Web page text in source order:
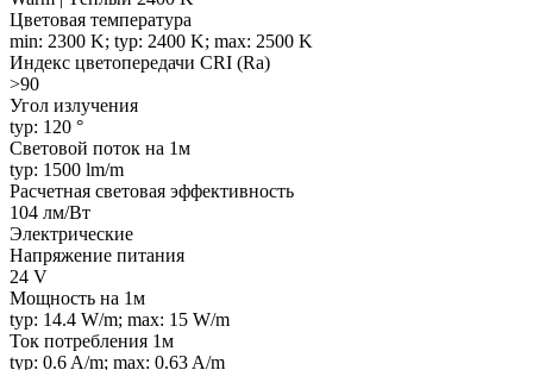
Цветовая температура
min: 2300 K; typ: 2400 K; max: 2500 K
Индекс цветопередачи CRI (Ra)
>90
Угол излучения
typ: 120 °
Световой поток на 1м
typ: 1500 lm/m
Расчетная световая эффективность
104 лм/Вт
Электрические
Напряжение питания
24 V
Мощность на 1м
typ: 14.4 W/m; max: 15 W/m
Ток потребления 1м
typ: 0.6 A/m; max: 0.63 A/m